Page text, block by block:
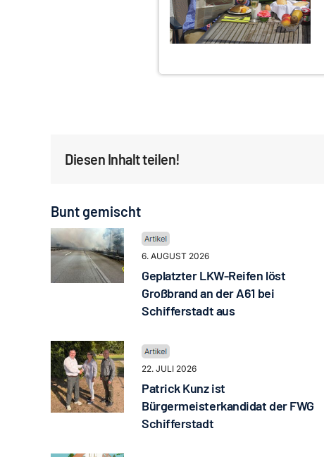
Diesen Inhalt teilen!
Bunt gemischt
6. AUGUST 2026
Geplatzter LKW-Reifen löst
Großbrand an der A61 bei
Schifferstadt aus
22. JULI 2026
Patrick Kunz ist
Bürgermeisterkandidat der FWG
Schifferstadt